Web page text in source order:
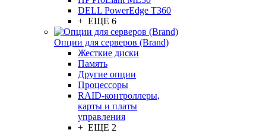
DELL PowerEdge T360
+ ЕЩЕ 6
Опции для серверов (Brand)
Жесткие диски
Память
Другие опции
Процессоры
RAID-контроллеры,
карты и платы
управления
+ ЕЩЕ 2